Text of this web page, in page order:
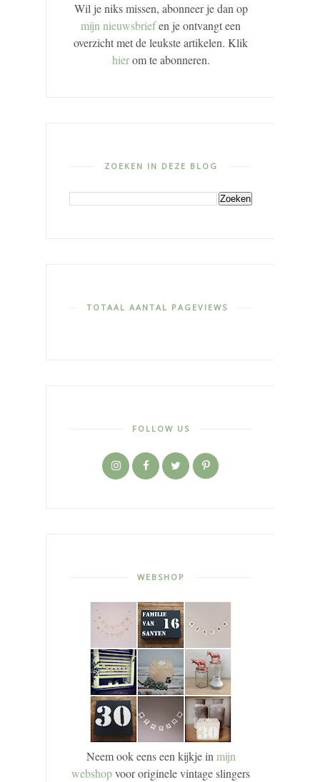
Wil je niks missen, abonneer je dan op
mijn nieuwsbriefen je ontvangt een
overzicht met de leukste artikelen. Klik
hierom te abonneren.
ZOEKEN IN DEZE BLOG
TOTAAL AANTAL PAGEVIEWS
FOLLOW US
WEBSHOP
Neem ook eens een kijkje in mijn
webshopvoor originele vintage slingers